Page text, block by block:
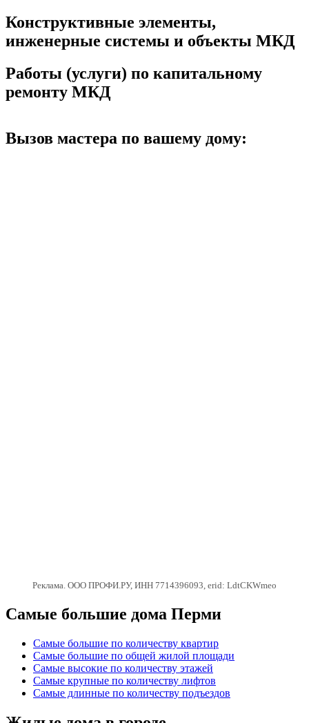
Конструктивные элементы,
инженерные системы и объекты МКД
Работы (услуги) по капитальному
ремонту МКД
Вызов мастера по вашему дому:
Реклама. ООО ПРОФИ.РУ, ИНН 7714396093, erid: LdtCKWmeo
Самые большие дома Перми
Самые большие по количеству квартир
Самые большие по общей жилой площади
Самые высокие по количеству этажей
Самые крупные по количеству лифтов
Самые длинные по количеству подъездов